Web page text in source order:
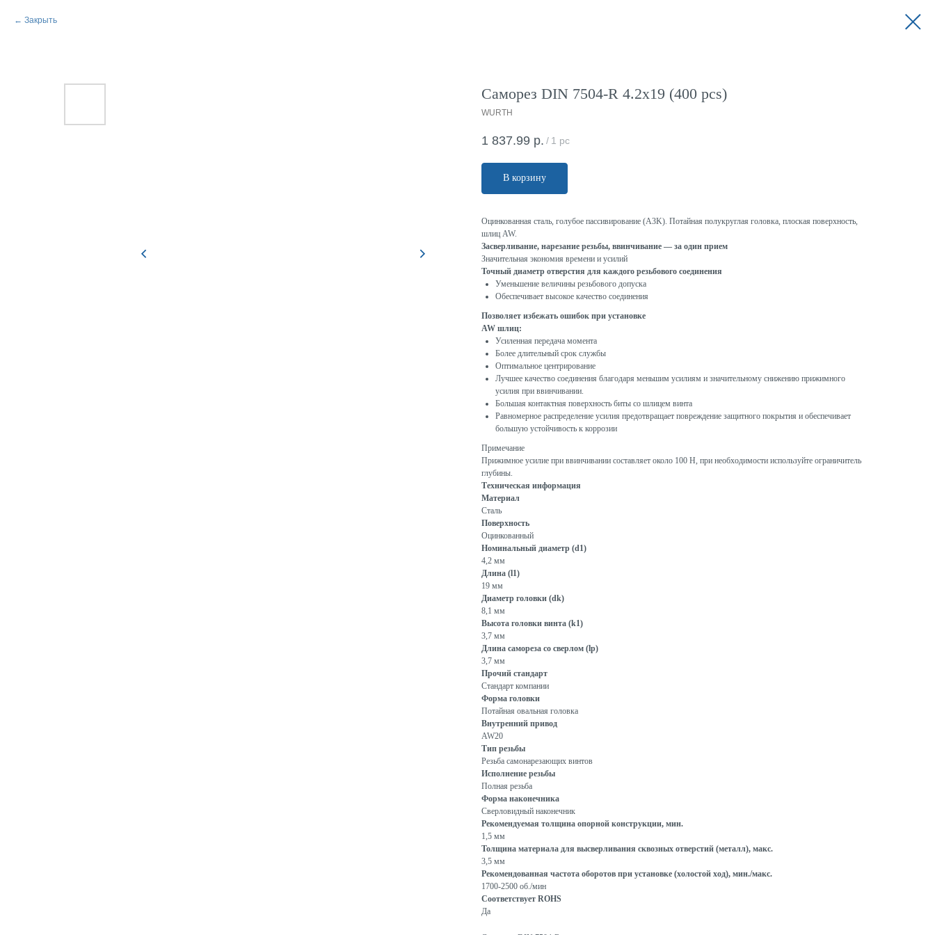
Закрыть
Саморез DIN 7504-R 4.2x19 (400 pcs)
WURTH
1 837.99 р. / 1 pc
В корзину
Оцинкованная сталь, голубое пассивирование (A3K). Потайная полукруглая головка, плоская поверхность,
шлиц AW.
Засверливание, нарезание резьбы, ввинчивание — за один прием
Значительная экономия времени и усилий
Точный диаметр отверстия для каждого резьбового соединения
Уменьшение величины резьбового допуска
Обеспечивает высокое качество соединения
Позволяет избежать ошибок при установке
AW шлиц:
Усиленная передача момента
Более длительный срок службы
Оптимальное центрирование
Лучшее качество соединения благодаря меньшим усилиям и значительному снижению прижимного
усилия при ввинчивании.
Большая контактная поверхность биты со шлицем винта
Равномерное распределение усилия предотвращает повреждение защитного покрытия и обеспечивает
большую устойчивость к коррозии
Примечание
Прижимное усилие при ввинчивании составляет около 100 Н, при необходимости используйте ограничитель
глубины.
Техническая информация
Материал
Сталь
Поверхность
Оцинкованный
Номинальный диаметр (d1)
4,2 мм
Длина (l1)
19 мм
Диаметр головки (dk)
8,1 мм
Высота головки винта (k1)
3,7 мм
Длина самореза со сверлом (lp)
3,7 мм
Прочий стандарт
Стандарт компании
Форма головки
Потайная овальная головка
Внутренний привод
AW20
Тип резьбы
Резьба самонарезающих винтов
Исполнение резьбы
Полная резьба
Форма наконечника
Сверловидный наконечник
Рекомендуемая толщина опорной конструкции, мин.
1,5 мм
Толщина материала для высверливания сквозных отверстий (металл), макс.
3,5 мм
Рекомендованная частота оборотов при установке (холостой ход), мин./макс.
1700-2500 об./мин
Соответствует ROHS
Да